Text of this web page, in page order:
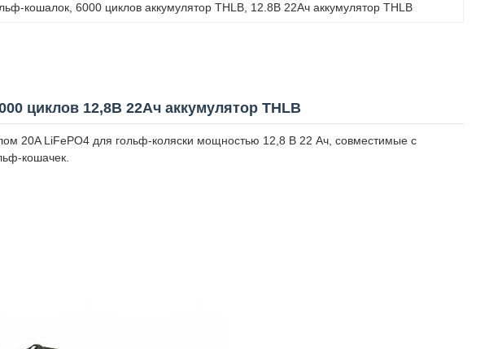
кошалок , 6000 циклов аккумулятор THLB 12.8В 22Ач аккумулятор THLB
циклов 12,8В 22Ач аккумулятор THLB
20A LiFePO4 для гольф-коляски мощностью 12,8 В 22 Ач, совместимые с
кошачек.